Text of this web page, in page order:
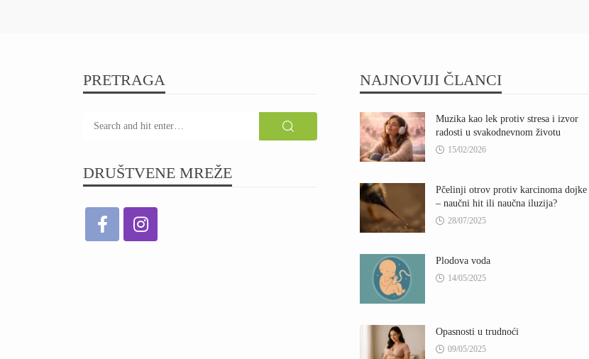
PRETRAGA
DRUŠTVENE MREŽE
NAJNOVIJI ČLANCI
Muzika kao lek protiv stresa i izvor
radosti u svakodnevnom životu
15/02/2026
Pčelinji otrov protiv karcinoma dojke
– naučni hit ili naučna iluzija?
28/07/2025
Plodova voda
14/05/2025
Opasnosti u trudnoći
09/05/2025